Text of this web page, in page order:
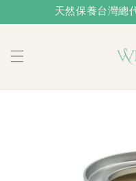
天然保養台灣總